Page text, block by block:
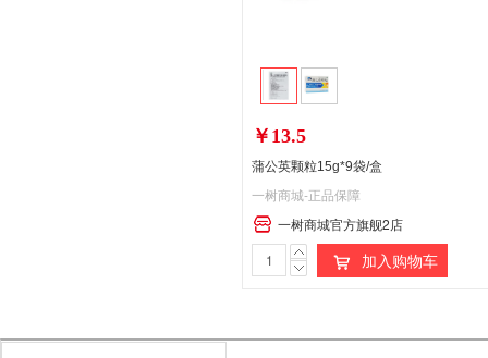
￥13.5
蒲公英颗粒15g*9袋/盒
一树商城-正品保障
一树商城官方旗舰2店
加入购物车
处
方